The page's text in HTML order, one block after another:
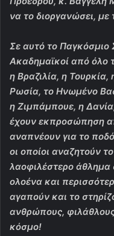
να το διοργανώσει,
Σε αυτό το
Ακαδημαϊκοί από όλο
η Βραζιλία, η Τουρκία,
Ρωσία, το Ηνωμένο
η Ζιμπάμπουε, η
έχουν εκπροσώπηση
αναπνέουν για το
οι οποίοι αναζητούν
λαοφιλέστερο άθλημα
ολοένα και
αγαπούν και το
ανθρώπους,
κόσμο!